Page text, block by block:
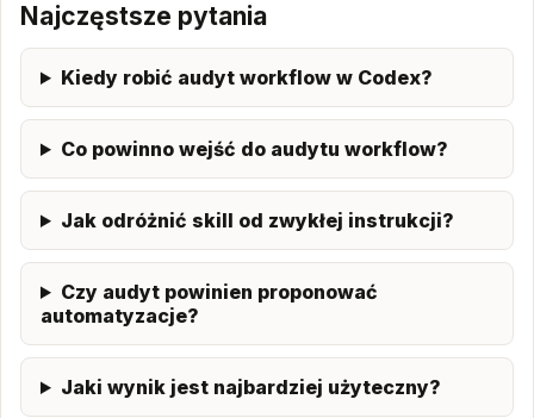
Najczęstsze pytania
Kiedy robić audyt workflow w Codex?
Co powinno wejść do audytu workflow?
Jak odróżnić skill od zwykłej instrukcji?
Czy audyt powinien proponować
automatyzacje?
Jaki wynik jest najbardziej użyteczny?